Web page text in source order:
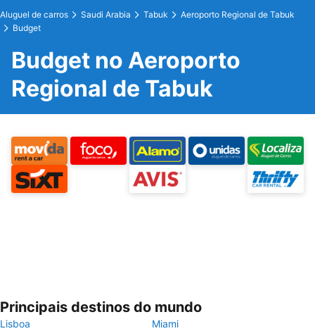
Aluguel de carros Saudi Arabia Tabuk
Aeroporto Regional de Tabuk
Budget
Budget no Aeroporto
Regional de Tabuk
Principais destinos do mundo
Lisboa
Miami